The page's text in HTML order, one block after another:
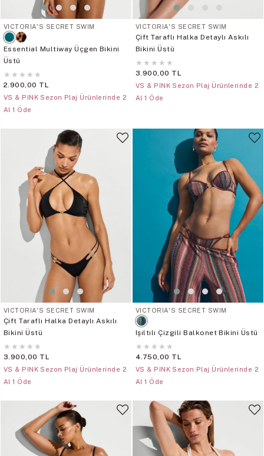
VICTORIA'S SECRET SWIM
Essential Multiway Üçgen Bikini
Üstü
★ ★ ★ ★ ★
2.900,00 TL
VS & PINK Sezon Plaj Ürünlerinde 2
Al 1 Öde
VICTORIA'S SECRET SWIM
Çift Taraflı Halka Detaylı Askılı
Bikini Üstü
★ ★ ★ ★ ★
3.900,00 TL
VS & PINK Sezon Plaj Ürünlerinde 2
Al 1 Öde
VICTORIA'S SECRET SWIM
Çift Taraflı Halka Detaylı Askılı
Bikini Üstü
★ ★ ★ ★ ★
3.900,00 TL
VS & PINK Sezon Plaj Ürünlerinde 2
Al 1 Öde
VICTORIA'S SECRET SWIM
Işıltılı Çizgili Balkonet Bikini Üstü
★ ★ ★ ★ ★
4.750,00 TL
VS & PINK Sezon Plaj Ürünlerinde 2
Al 1 Öde